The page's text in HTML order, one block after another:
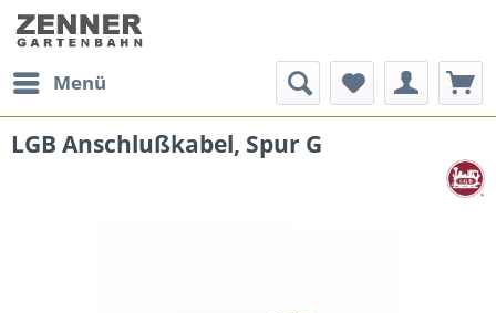
Menü
LGB Anschlußkabel, Spur G